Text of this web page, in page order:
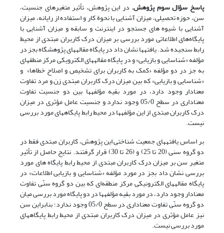
پاسخ سؤال سوم پژوهش. در این پژوهش، تأثیر متغیرهای جنسیت،
سن، حوزه تحصیلی، میزان آشنایی با نحوة کار و استفاده از رایانه، میزان
آشنایی با شیوه های جستجو در اینترنت و سابقه و میزان آشنایی با
پایگاه‌های اطلاعاتی مورد بررسی بر میزان درک کاربران مبتدی از محیط
رابط سنجیده شد. یافته‎ها نشان داد در پایگاه مقاله‎های پژوهشگاه بجز در
مؤلفه «شناسایی و بازیابی» و در پایگاه مقاله‎های الکترویکی مرکز منطقه‎ای
به جز در دو مؤلفه «کمک به کاربران برای تشخیص و اصلاح خطاها» و
«شناسایی و بازیابی» که بین میزان درک کاربران مبتدی زن و مرد تفاوت
معنادار وجود دارد، در مورد بقیه مؤلفه‎ها بین دو جنسیت تفاوت
معناداری در سطح 05/0 وجود ندارد و جنسیت عامل مؤثری در میزان
درک کاربران مبتدی از این مؤلفه‎ها در محیط رابط پایگاه‎های مورد بررسی
نیست.
بر اساس یافته‎های جمعیت شناختی این پژوهش، کاربران مبتدی فقط در
دو گروه سنی (20 تا 25) و (26 تا 30) قرار گرفتند. نتایج حاصل از تأثیر
متغیر سن بر میزان درک کاربران مبتدی از محیط رابط پایگاه های مورد
بررسی نشان داد بجز در مورد مؤلفه «شناسایی و بازیابی اطلاعات» در
پایگاه مقاله‎های الکترونیکی مرکز منطقه‌ای که بین دو گروه سنّی تفاوت
معنادار وجود دارد، در مورد بقیه مؤلفه‎ها در دو پایگاه مورد بررسی میان
دو گروه سنّی تفاوت معناداری در سطح 05/0 وجود ندارد؛ بنابراین سن
نیز عامل مؤثری در میزان درک کاربران مبتدی از محیط رابط پایگاه‎های
مورد بررسی نیست.